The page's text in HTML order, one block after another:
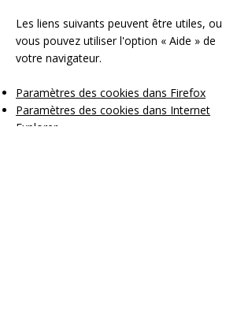
Les liens suivants peuvent être utiles, ou
vous pouvez utiliser l'option « Aide » de
votre navigateur.
Paramètres des cookies dans Firefox
Paramètres des cookies dans Internet
Explorer